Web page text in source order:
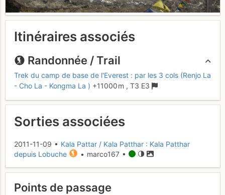
Itinéraires associés
Randonnée / Trail
Trek du camp de base de l'Everest : par les 3 cols (Renjo La
- Cho La - Kongma La ) +11000 m , T3 E3
Sorties associées
2011-11-09 • Kala Pattar / Kala Patthar : Kala Patthar
depuis Lobuche
• marco167 •
Points de passage